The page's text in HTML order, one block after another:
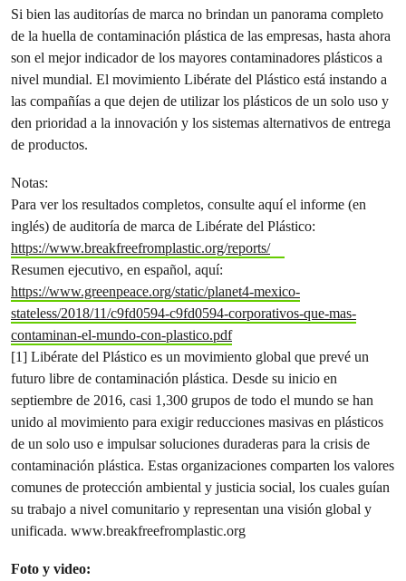
Si bien las auditorías de marca no brindan un panorama completo
de la huella de contaminación plástica de las empresas, hasta ahora
son el mejor indicador de los mayores contaminadores plásticos a
nivel mundial. El movimiento Libérate del Plástico está instando a
las compañías a que dejen de utilizar los plásticos de un solo uso y
den prioridad a la innovación y los sistemas alternativos de entrega
de productos.
Notas:
Para ver los resultados completos, consulte aquí el informe (en
inglés) de auditoría de marca de Libérate del Plástico:
https://www.breakfreefromplastic.org/reports/
Resumen ejecutivo, en español, aquí:
https://www.greenpeace.org/static/planet4-mexico-
stateless/2018/11/c9fd0594-c9fd0594-corporativos-que-mas-
contaminan-el-mundo-con-plastico.pdf
[1] Libérate del Plástico es un movimiento global que prevé un
futuro libre de contaminación plástica. Desde su inicio en
septiembre de 2016, casi 1,300 grupos de todo el mundo se han
unido al movimiento para exigir reducciones masivas en plásticos
de un solo uso e impulsar soluciones duraderas para la crisis de
contaminación plástica. Estas organizaciones comparten los valores
comunes de protección ambiental y justicia social, los cuales guían
su trabajo a nivel comunitario y representan una visión global y
unificada. www.breakfreefromplastic.org
Foto y video: